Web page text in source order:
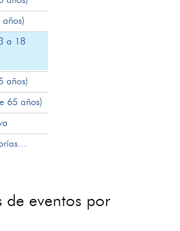
a 18
años)
65 años)
de eventos por